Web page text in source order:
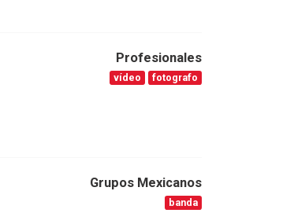
Profesionales
vídeo fotografo
Grupos Mexicanos
banda